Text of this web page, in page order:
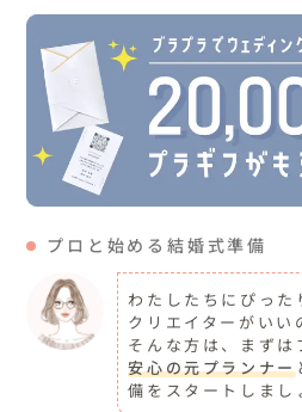
プロと始める結婚式準備
わたしたちにぴった
クリエイターがいい
そんな方は、まずは
安心の元プランナー
備をスタートしまし